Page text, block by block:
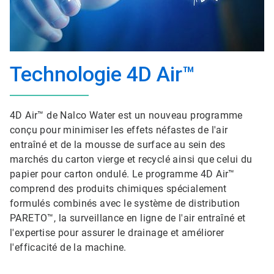
Technologie 4D Air™
4D Air™​​​​​​​ de Nalco Water est un nouveau programme
conçu pour minimiser les effets néfastes de l'air
entraîné et de la mousse de surface au sein des
marchés du carton vierge et recyclé ainsi que celui du
papier pour carton ondulé. Le programme 4D Air™
comprend des produits chimiques spécialement
formulés combinés avec le système de distribution
PARETO™, la surveillance en ligne de l'air entraîné et
l'expertise pour assurer le drainage et améliorer
l'efficacité de la machine.